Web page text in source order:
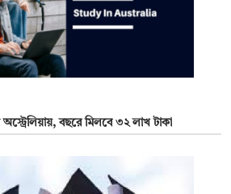
বছরে মিলবে ৩২ লাখ টাকা